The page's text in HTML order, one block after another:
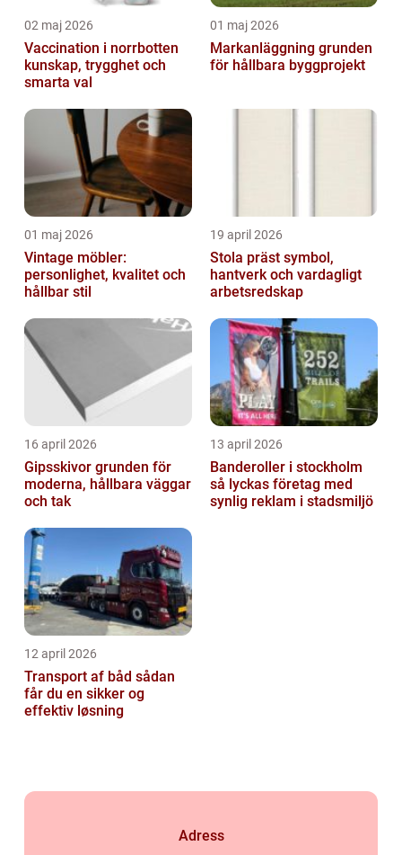
02 maj 2026
Vaccination i norrbotten
kunskap, trygghet och
smarta val
01 maj 2026
Markanläggning grunden
för hållbara byggprojekt
01 maj 2026
Vintage möbler:
personlighet, kvalitet och
hållbar stil
19 april 2026
Stola präst symbol,
hantverk och vardagligt
arbetsredskap
16 april 2026
Gipsskivor grunden för
moderna, hållbara väggar
och tak
13 april 2026
Banderoller i stockholm
så lyckas företag med
synlig reklam i stadsmiljö
12 april 2026
Transport af båd sådan
får du en sikker og
effektiv løsning
Adress